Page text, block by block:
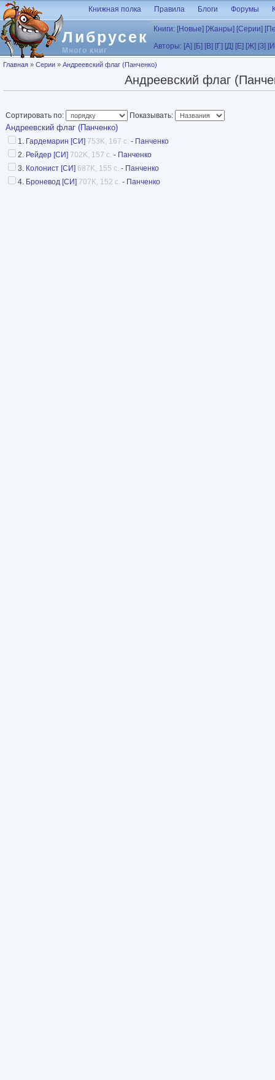
Перейти к основному содержанию
Либрусек
Много книг
Книжная полка Правила Блоги Форумы
Книги: [Новые] [Жанры] [Серии]
Авторы: [А] [Б] [В] [Г] [Д] [Е] [Ж] [З]
Вы здесь
Главная » Серии » Андреевский флаг (Панченко)
Андреевский флаг
Сортировать по: Показывать:
Андреевский флаг (Панченко)
1. Гардемарин [СИ] 753K, 167 с. - Панченко
2. Рейдер [СИ] 702K, 157 с. - Панченко
3. Колонист [СИ] 687K, 155 с. - Панченко
4. Броневод [СИ] 707K, 152 с. - Панченко